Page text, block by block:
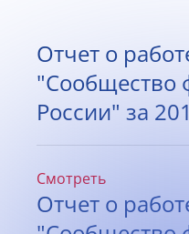
Отчет о
"Сообщество
России" за
Смотреть
Отчет о